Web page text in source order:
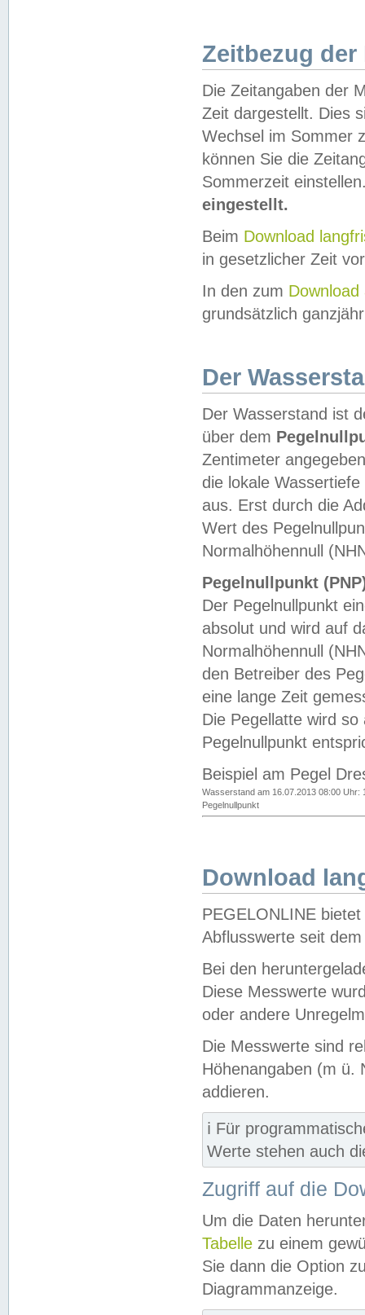
Zeitbezug der
Die Zeitangaben der
Zeit dargestellt. Dies
Wechsel im Sommer
können Sie die
Sommerzeit
eingestellt.
Beim Download
in gesetzlicher Zeit
In den zum Download
grundsätzlich
Der
Der Wasserstand ist
über dem
Zentimeter
die lokale
aus. Erst durch die
Wert des
Normalhöhennull
Pegelnullpunkt
Der Pegelnullpunkt
absolut und wird auf
Normalhöhennull
den Betreiber des
eine lange Zeit
Die Pegellatte wird
Pegelnullpunkt
Beispiel am Pegel
Wasserstand am 16.07.2013 08:00 Uhr:
Pegelnullpunkt
Download
PEGELONLINE
Abflusswerte seit
Bei den
Diese Messwerte
oder andere
Die Messwerte sind
Höhenangaben (m ü.
addieren.
ℹ️ Für
Werte stehen auch
Zugriff auf die
Um die Daten
Tabelle zu einem
Sie dann die Option
Diagrammanzeige.